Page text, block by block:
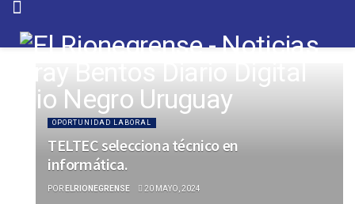
OPORTUNIDAD LABORAL
TELTEC selecciona técnico en
informática.
POR ELRIONEGRENSE 20 MAYO, 2024